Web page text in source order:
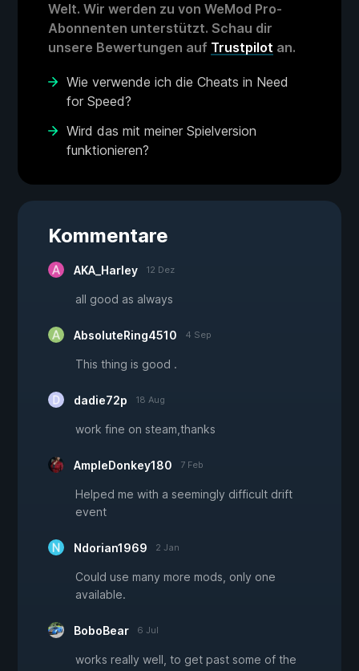
Welt. Wir werden zu von WeMod Pro-
Abonnenten unterstützt. Schau dir
unsere Bewertungen auf Trustpilot an.
Wie verwende ich die Cheats in Need
for Speed?
Wird das mit meiner Spielversion
funktionieren?
Kommentare
AKA_Harley 12 Dez
all good as always
AbsoluteRing4510 4 Sep
This thing is good .
dadie72p 18 Aug
work fine on steam,thanks
AmpleDonkey180 7 Feb
Helped me with a seemingly difficult drift
event
Ndorian1969 2 Jan
Could use many more mods, only one
available.
BoboBear 6 Jul
works really well, to get past some of the